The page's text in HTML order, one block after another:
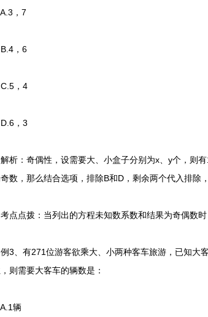
，7
，6
，4
，3
：奇偶性，设需要大、小盒子分别为x、y个，则有
数，那么结合选项，排除B和D，剩余两个代入排除
点拨：当列出的方程未知数系数和结果为奇偶数时
、有271位游客欲乘大、小两种客车旅游，已知大
则需要大客车的辆数是：
辆